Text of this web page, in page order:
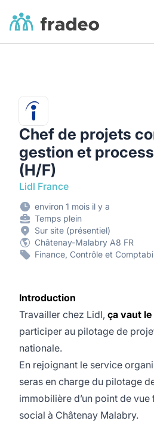
Fradeo
Chef de projets
gestion et
(H/F)
Lidl France
environ 1 mois il y a
Temps plein
Sur site (présentiel)
Châtenay-Malabry A8 FR
Finance, Contrôle et
Introduction
Travailler chez Lidl, ça vaut le
participer au pilotage de
nationale.
En rejoignant le service
seras en charge du pilotage
immobilière d’un point de
social à Châtenay Malabry.